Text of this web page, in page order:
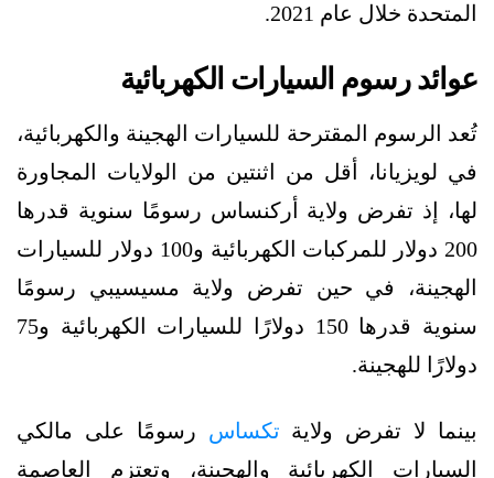
المتحدة خلال عام 2021.
عوائد رسوم السيارات الكهربائية
تُعد الرسوم المقترحة للسيارات الهجينة والكهربائية،
في لويزيانا، أقل من اثنتين من الولايات المجاورة
لها، إذ تفرض ولاية أركنساس رسومًا سنوية قدرها
200 دولار للمركبات الكهربائية و100 دولار للسيارات
الهجينة، في حين تفرض ولاية مسيسيبي رسومًا
سنوية قدرها 150 دولارًا للسيارات الكهربائية و75
دولارًا للهجينة.
بينما لا تفرض ولاية تكساس رسومًا على مالكي
السيارات الكهربائية والهجينة، وتعتزم العاصمة